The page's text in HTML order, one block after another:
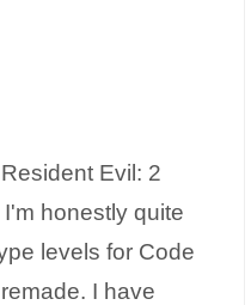
Evil: 2
honestly quite
levels for Code
I have